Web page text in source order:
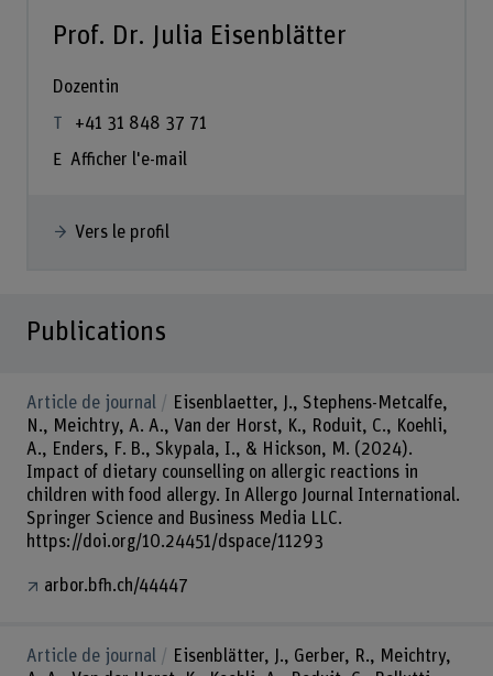
Prof. Dr. Julia Eisenblätter
Dozentin
+41 31 848 37 71
Afficher l'e-mail
Vers le profil
Publications
Article de journal
Eisenblaetter, J., Stephens-Metcalfe,
N., Meichtry, A. A., Van der Horst, K., Roduit, C., Koehli,
A., Enders, F. B., Skypala, I., & Hickson, M. (2024).
Impact of dietary counselling on allergic reactions in
children with food allergy. In Allergo Journal International.
Springer Science and Business Media LLC.
https://doi.org/10.24451/dspace/11293
arbor.bfh.ch/44447
Article de journal
Eisenblätter, J., Gerber, R., Meichtry,